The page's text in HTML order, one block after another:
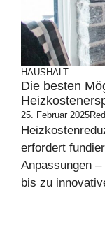
HAUSHALT
Die besten
25. Februar 2025
erfordert
Anpassungen
bis zu